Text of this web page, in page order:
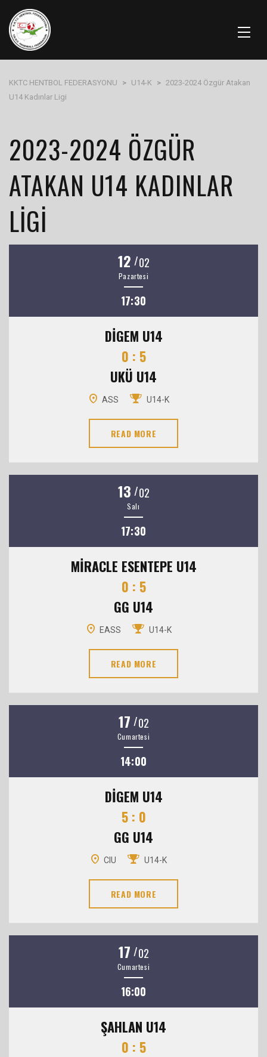
KKTC HENTBOL FEDERASYONU > U14-K > 2023-2024 Özgür Atakan
U14 Kadınlar Ligi
2023-2024 ÖZGÜR
ATAKAN U14 KADINLAR
LIGI
12 /02
Pazartesi
17:30
DİGEM U14
0 : 5
UKÜ U14
ASS U14-K
READ MORE
13 /02
Salı
17:30
MİRACLE ESENTEPE U14
0 : 5
GG U14
EASS U14-K
READ MORE
17 /02
Cumartesi
14:00
DİGEM U14
5 : 0
GG U14
CIU U14-K
READ MORE
17 /02
Cumartesi
16:00
ŞAHLAN U14
0 : 5